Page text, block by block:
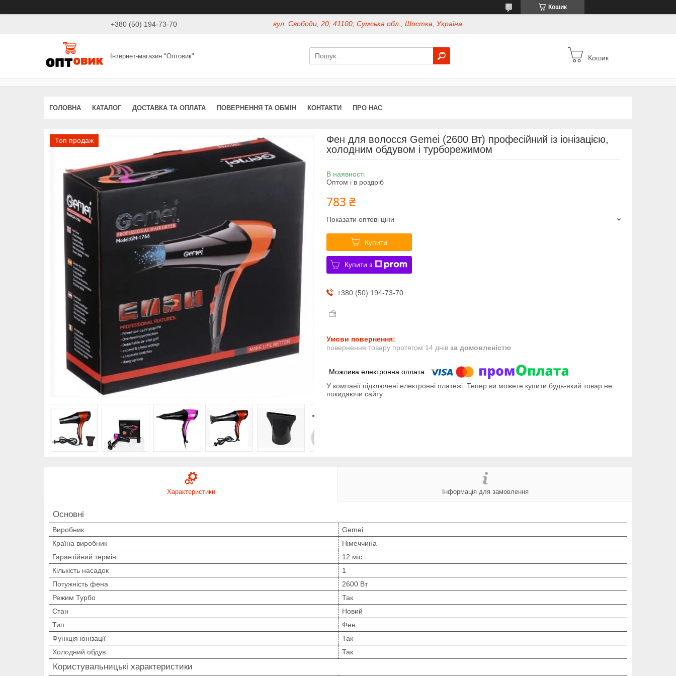
Кошик
+380 (50) 194-73-70 вул. Свободи, 20, 41100, Сумська обл., Шостка, Україна
Інтернет-магазин "Оптовик" Кошик
ГОЛОВНА КАТАЛОГ ДОСТАВКА ТА ОПЛАТА ПОВЕРНЕННЯ ТА ОБМІН КОНТАКТИ ПРО НАС
Топ продаж
Фен для волосся Gemei (2600 Вт) професійний із іонізацією,
холодним обдувом і турборежимом
В наявності
Оптом і в роздріб
783 ₴
Показати оптові ціни
Купити
Купити з
+380 (50) 194-73-70
повернення товару протягом 14 днів за домовленістю
У компанії підключені електронні платежі. Тепер ви можете купити будь-який товар не
покидаючи сайту.
Характеристики Інформація для замовлення
Основні
Виробник
Gemei
Країна виробник
Німеччина
Гарантійний термін
12 міс
Кількість насадок
1
Потужність фена
2600 Вт
Режим Турбо
Так
Стан
Новий
Тип
Фен
Функція іонізації
Так
Холодний обдув
Так
Користувальницькі характеристики